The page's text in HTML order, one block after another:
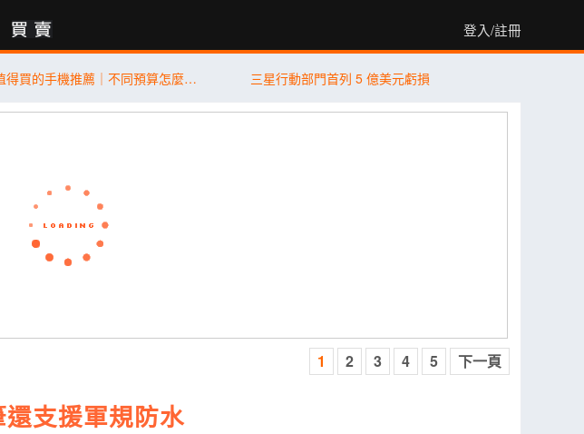
登入/註冊
2026 最值得買的手機推薦｜不同預算怎麼選？5 款熱門手機完整比較 三星行動部門首列 5 億美元虧損
1 2 3 4 5 下一頁
支援軍規防水